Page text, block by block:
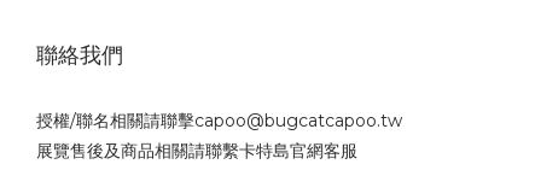
聯絡我們
授權/聯名相關請聯擊capoo@bugcatcapoo.tw
展覽售後及商品相關請聯繫卡特島官網客服